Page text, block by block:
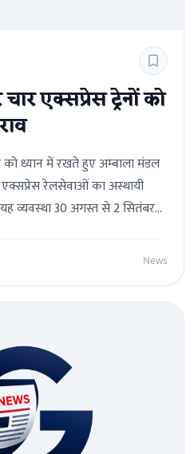
एक्सप्रेस ट्रेनों को
को ध्यान में रखते हुए अम्बाला मंडल
रेलसेवाओं का अस्थायी
व्यवस्था 30 अगस्त से 2 सितंबर
संख्या 14816 ऋषिकेश–
रवाना होगी। वहीं, 14815
अवधि में सुबह 11:39 बजे
प्रकार, 14887
से 2 सितंबर तक रात 11:32
रवाना होगी। जबकि 14888
से 2 सितंबर तक सुबह 5:27
प्रस्थान करेगी।रेलवे के अनुसार,
News